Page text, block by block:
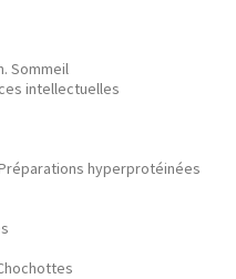
Sommeil
intellectuelles
hyperprotéinées